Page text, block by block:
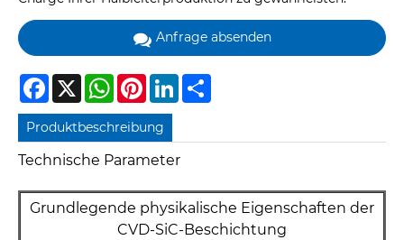
Anfrage absenden
Facebook
X WhatsAppPinterestLinkedIn
Produktbeschreibung
Technische Parameter
Grundlegende physikalische Eigenschaften der
CVD-SiC-Beschichtung